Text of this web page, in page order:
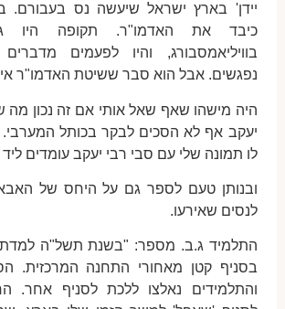
יידן' בארץ ישראל שיעשה נס בעבורם.
כיבד את האדמו"ר. תקופה היו
בוויליאמסבורג, והיו לפעמים
נפגשים. אבל הוא סבר ששיטת האדמו"ר
היה מישהו שאף שאל אותי אם זה נכון
יעקב אף לא הסכים לבקר בכותל
לו תמונה שלי עם סבי רבי יעקב עומדים
ובנותן טעם לספר גם על היחס של
לנסים שאירעו.
התלמיד ג.ב. מספר: "בשנת תשל"ה
בסניף קטן מאחורי התחנה המרכזית.
והתלמידים נאלצו ללכת לסניף אחר.